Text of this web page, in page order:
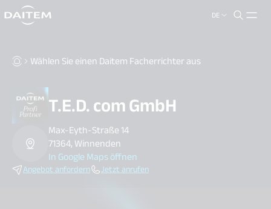
DE
search.label
Wählen Sie einen Daitem Facherrichter aus
T.E.D. com GmbH
Max-Eyth-Straße 14
71364, Winnenden
In Google Maps öffnen
Angebot anfordern Jetzt anrufen